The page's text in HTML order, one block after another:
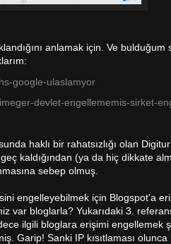
anlamak için. Ve bulduğum
google-ulaslamyor
devlet-engellememis-sirket-
haklı bir rahatsızlığı olan
kaldığından (ya da hiç dikkate
sebep olmuş.
engelleyebilmek için Blogspot'a
var bloglarla? Yukarıdaki 3.
ilgili bloglara erişimi engellemek
Garip! Sanki IP kısıtlaması olunca